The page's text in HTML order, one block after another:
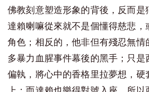
佛教刻意塑造形象的背後，反而是
達賴喇嘛從來就不是個懂得慈悲，
角色；相反的，他非但有殘忍無情
多暴力血腥事件幕後的黑手；只是
偏執，將心中的香格里拉夢想，硬